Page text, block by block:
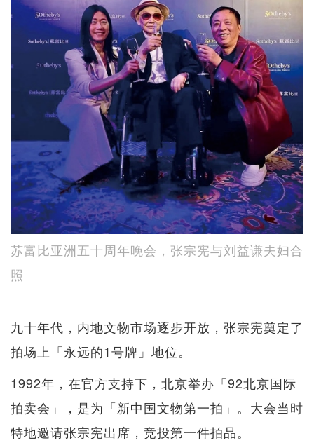
苏富比亚洲五十周年晚会，张宗宪与刘益谦夫妇合
照
九十年代，内地文物市场逐步开放，张宗宪奠定了
拍场上「永远的1号牌」地位。
1992年，在官方支持下，北京举办「92北京国际
拍卖会」，是为「新中国文物第一拍」。大会当时
特地邀请张宗宪出席，竞投第一件拍品。